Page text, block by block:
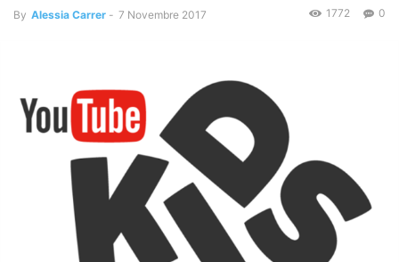
By Alessia Carrer - 7 Novembre 2017 0
1772